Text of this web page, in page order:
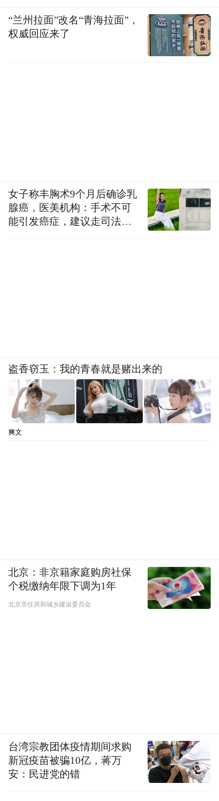
“兰州拉面”改名“青海拉面”，
权威回应来了
女子称丰胸术9个月后确诊乳
腺癌，医美机构：手术不可
能引发癌症，建议走司法途
盗香窃玉：我的青春就是赌出来的
爽文
北京：非京籍家庭购房社保
个税缴纳年限下调为1年
北京市住房和城乡建设委员会
台湾宗教团体疫情期间求购
新冠疫苗被骗10亿，蒋万
安：民进党的错